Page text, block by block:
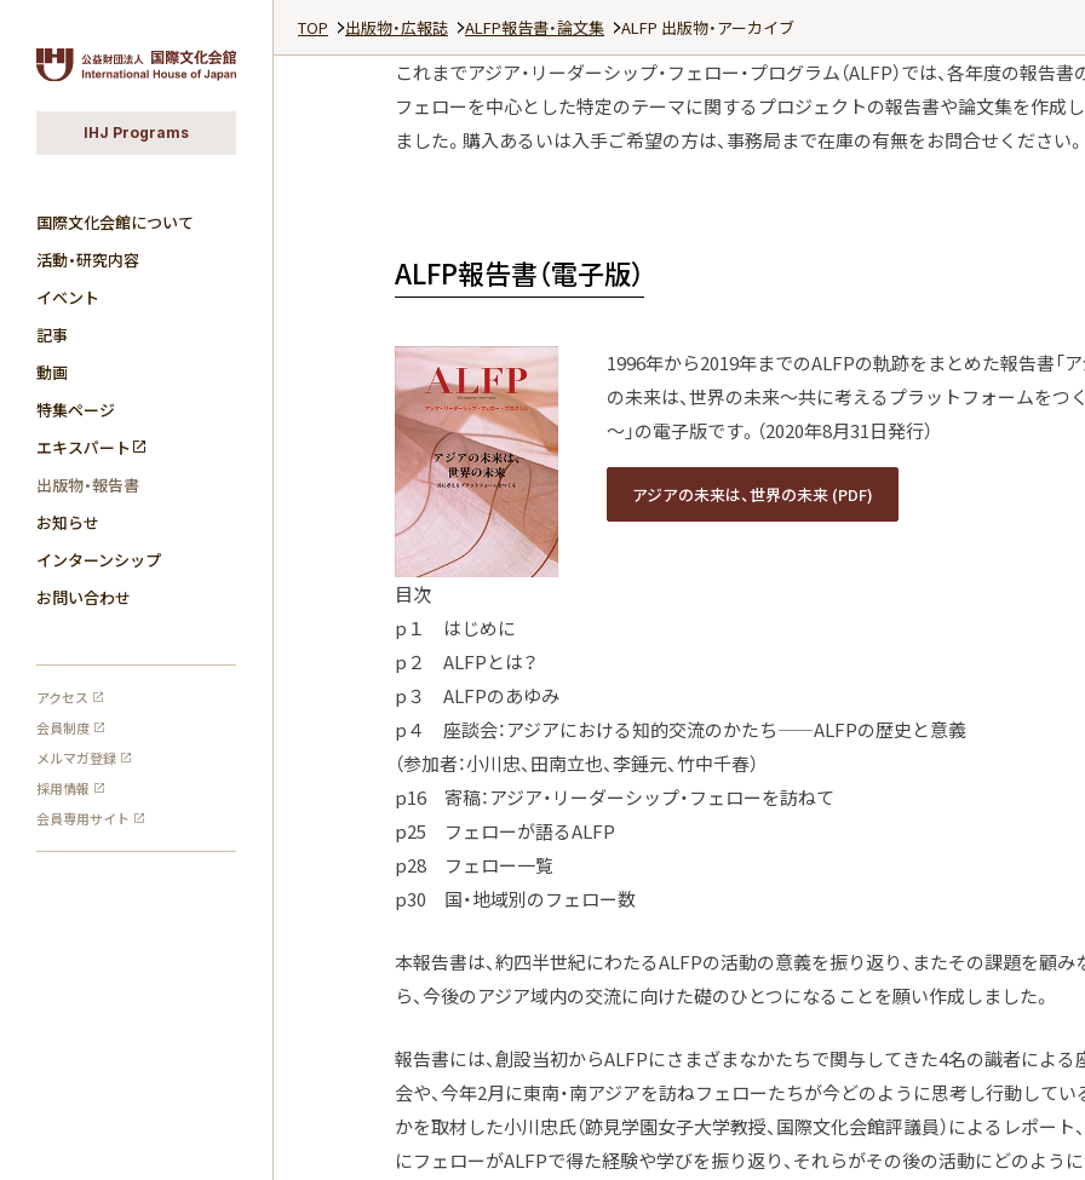
IHJ Programs
国際文化会館について
活動・研究内容
イベント
記事
動画
特集ページ
エキスパート
出版物・報告書
お知らせ
インターンシップ
お問い合わせ
アクセス
会員制度
メルマガ登録
採用情報
会員専用サイト
TOP 出版物・広報誌 ALFP報告書・論文集 ALFP 出版物・アーカイブ
これまでアジア・リーダーシップ・フェロー・プログラム（ALFP）では、各年度の報告書
フェローを中心とした特定のテーマに関するプロジェクトの報告書や論文集を作成
ました。購入あるいは入手ご希望の方は、事務局まで在庫の有無をお問合せください。
ALFP報告書（電子版）
1996年から2019年までのALFPの軌跡をまとめた報告書「
の未来は、世界の未来～共に考えるプラットフォームをつ
～」の電子版です。（2020年8月31日発行）
アジアの未来は、世界の未来 (PDF)
アジアの未来は、世界の未来 (PDF)
目次
p１ はじめに
p２ ALFPとは？
p３ ALFPのあゆみ
p４ 座談会：アジアにおける知的交流のかたち——ALFPの歴史と意義
（参加者：小川忠、田南立也、李錘元、竹中千春）
p16 寄稿：アジア・リーダーシップ・フェローを訪ねて
p25 フェローが語るALFP
p28 フェロー一覧
p30 国・地域別のフェロー数
本報告書は、約四半世紀にわたるALFPの活動の意義を振り返り、またその課題を顧み
ら、今後のアジア域内の交流に向けた礎のひとつになることを願い作成しました。
報告書には、創設当初からALFPにさまざまなかたちで関与してきた4名の識者による
会や、今年2月に東南・南アジアを訪ねフェローたちが今どのように思考し行動してい
かを取材した小川忠氏（跡見学園女子大学教授、国際文化会館評議員）によるレポート
にフェローがALFPで得た経験や学びを振り返り、それらがその後の活動にどのよう